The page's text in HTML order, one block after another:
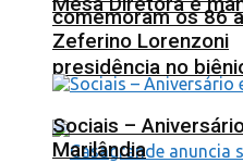
presidência no
comemoram os 86
Zeferino Lorenzoni
Sociais –
Marilândia